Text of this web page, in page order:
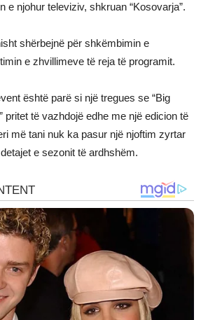
e njohur televiziv, shkruan “Kosovarja”.
shërbejnë për shkëmbimin e
e zhvillimeve të reja të programit.
është parë si një tregues se “Big
pritet të vazhdojë edhe me një edicion të
më tani nuk ka pasur një njoftim zyrtar
e sezonit të ardhshëm.